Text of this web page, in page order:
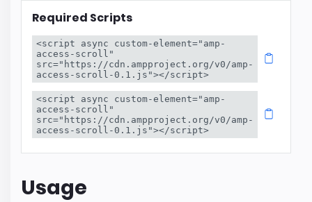
Required Scripts
<script async custom-element="amp-
access-scroll"
src="https://cdn.ampproject.org/v0/amp-
access-scroll-0.1.js"></script>
<script async custom-element="amp-
access-scroll"
src="https://cdn.ampproject.org/v0/amp-
access-scroll-0.1.js"></script>
Usage